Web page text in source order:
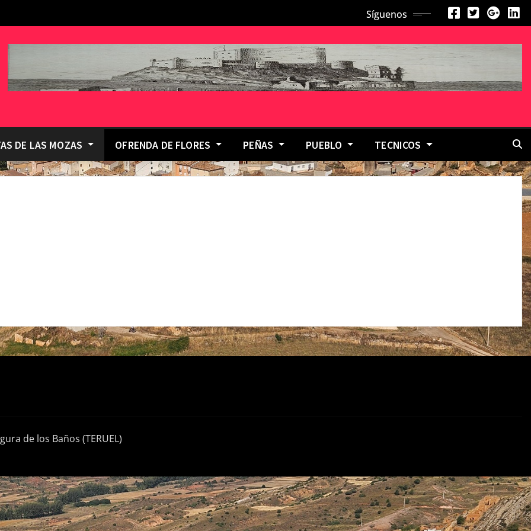
Síguenos
DE LAS MOZAS OFRENDA DE FLORES PEÑAS PUEBLO TECNICOS
de los Baños (TERUEL)